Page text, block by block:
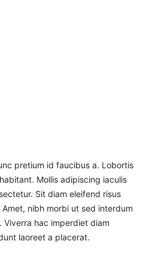
pretium id faucibus a. Lobortis
Mollis adipiscing iaculis
Sit diam eleifend risus
nibh morbi ut sed interdum
hac imperdiet diam
laoreet a placerat.